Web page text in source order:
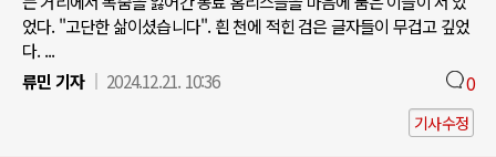
었다. "고단한 삶이셨습니다". 흰 천에 적힌 검은 글자들이 무겁고 깊었
다. ...
류민 기자
2024.12.21. 10:36 0
기사수정